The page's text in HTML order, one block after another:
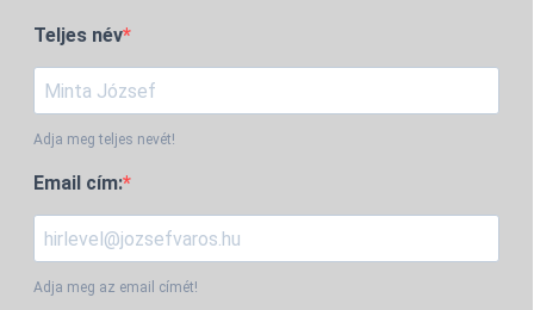
Teljes név
Adja meg teljes nevét!
Email cím:
Adja meg az email címét!